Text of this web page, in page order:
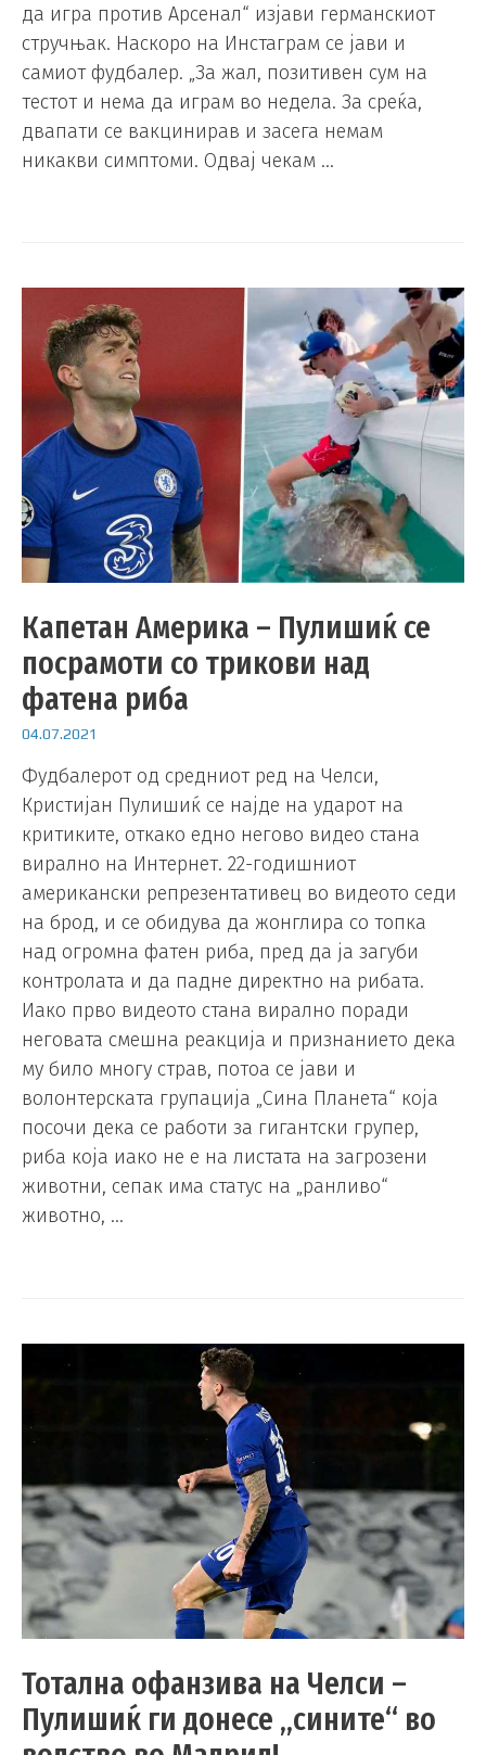
да игра против Арсенал“ изјави германскиот
стручњак. Наскоро на Инстаграм се јави и
самиот фудбалер. „За жал, позитивен сум на
тестот и нема да играм во недела. За среќа,
двапати се вакцинирав и засега немам
никакви симптоми. Одвај чекам …
Капетан Америка – Пулишиќ се
посрамоти со трикови над
фатена риба
04.07.2021
Фудбалерот од средниот ред на Челси,
Кристијан Пулишиќ се најде на ударот на
критиките, откако едно негово видео стана
вирално на Интернет. 22-годишниот
американски репрезентативец во видеото седи
на брод, и се обидува да жонглира со топка
над огромна фатен риба, пред да ја загуби
контролата и да падне директно на рибата.
Иако прво видеото стана вирално поради
неговата смешна реакција и признанието дека
му било многу страв, потоа се јави и
волонтерската групација „Сина Планета“ која
посочи дека се работи за гигантски групер,
риба која иако не е на листата на загрозени
животни, сепак има статус на „ранливо“
животно, …
Тотална офанзива на Челси –
Пулишиќ ги донесе „сините“ во